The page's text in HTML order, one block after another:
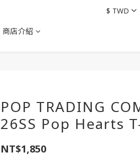
商店介紹
$ TWD
POP TRADING
26SS Pop Hearts
NT$1,850